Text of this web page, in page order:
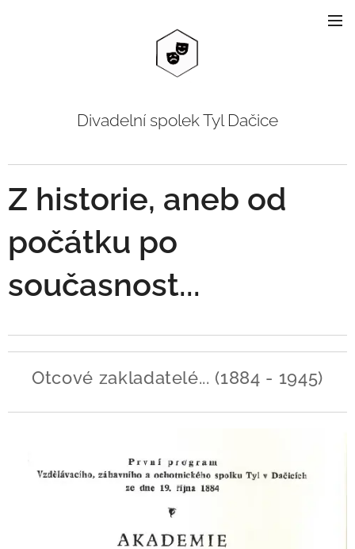
Divadelní spolek Tyl Dačice
Z historie, aneb od
počátku po
současnost...
Otcové zakladatelé... (1884 - 1945)